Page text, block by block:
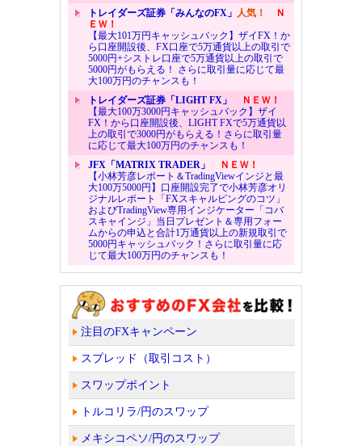
トレイダーズ証券「みんなのFX」 人気！
Ｎ
ＥＷ！
【最大101万円キャッシュバック】ザイFX！か
ら口座開設後、FX口座で5万通貨以上の取引で
5000円+シストレ口座で5万通貨以上の取引で
5000円がもらえる！ さらに取引量に応じて最
大100万円のチャンスも！
トレイダーズ証券「LIGHT FX」
ＮＥＷ！
【最大100万3000円キャッシュバック】ザイ
FX！から口座開設後、LIGHT FXで5万通貨以
上の取引で3000円がもらえる！さらに取引量
に応じて最大100万円のチャンスも！
JFX「MATRIX TRADER」
ＮＥＷ！
【小林芳彦レポート＆TradingViewインジと最
大100万5000円】口座開設完了で小林芳彦オリ
ジナルレポート「FXスキャルピングのコツ」
およびTradingView専用インジケーター「コバ
スキャインジ」当日プレゼント＆専用フォー
ムからの申込と合計1万通貨以上の新規取引で
5000円キャッシュバック！さらに取引量に応
じて最大100万円のチャンスも！
注目のFXキャンペーン
スプレッド（取引コスト）
スワップポイント
トルコリラ/円のスワップ
メキシコペソ/円のスワップ